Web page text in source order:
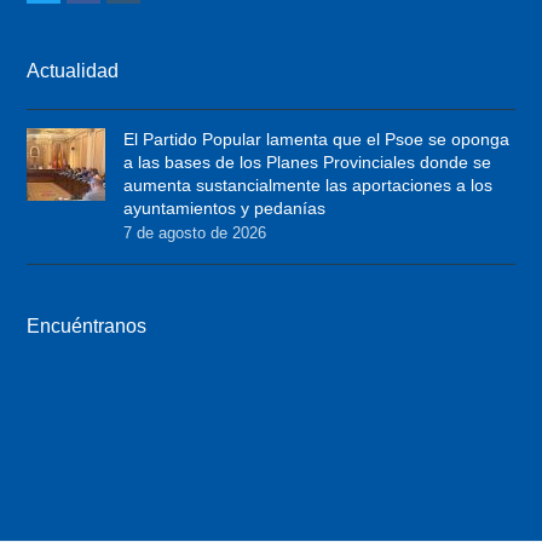
t
t
e
r
e
b
o
a
g
r
a
Actualidad
El Partido Popular lamenta que el Psoe se oponga
a las bases de los Planes Provinciales donde se
aumenta sustancialmente las aportaciones a los
ayuntamientos y pedanías
7 de agosto de 2026
Encuéntranos